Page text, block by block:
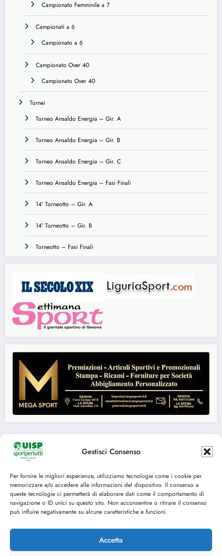
Gestisci Consenso
Per fornire le migliori esperienze, utilizziamo tecnologie come i cookie per
memorizzare e/o accedere alle informazioni del dispositivo. Il consenso a
queste tecnologie ci permetterà di elaborare dati come il comportamento di
navigazione o ID unici su questo sito. Non acconsentire o ritirare il consenso
può influire negativamente su alcune caratteristiche e funzioni.
Accetta
Campionato Femminile a 7
Campionati a 6
Campionato a 6
Campionato Over 40
Campionato Over 40
Tornei
Torneo Ansaldo Energia – Gir. A
Torneo Ansaldo Energia – Gir. B
Torneo Ansaldo Energia – Gir. C
Torneo Ansaldo Energia – Fasi Finali
14° Torneotto – Gir. A
14° Torneotto – Gir. B
Torneotto – Fasi Finali
Seguici su:
FACEBOOK
TWITTER
INSTAGRAM
YOUTUBE